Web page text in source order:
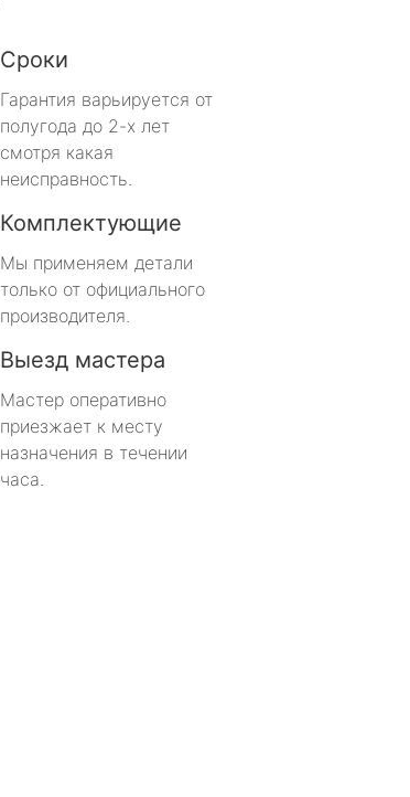
Сроки
Гарантия варьируется от
полугода до 2-х лет
смотря какая
неисправность.
Комплектующие
Мы применяем детали
только от официального
производителя.
Выезд мастера
Мастер оперативно
приезжает к месту
назначения в течении
часа.